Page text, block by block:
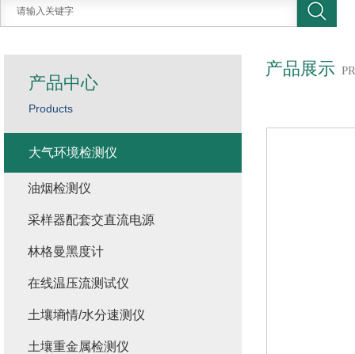
产品展示
产品中心
Products
大气环境检测仪
油烟检测仪
采样器配套交直流电源
林格曼黑度计
在线温压流测试仪
土壤墒情/水分速测仪
土壤重金属检测仪